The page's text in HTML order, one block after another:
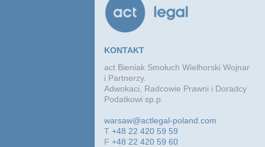
KONTAKT
act Bieniak Smołuch Wielhorski Wojnar
i Partnerzy.
Adwokaci, Radcowie Prawni i Doradcy
Podatkowi sp.p.
warsaw@actlegal-poland.com
T+48 22 420 59 59
F+48 22 420 59 60